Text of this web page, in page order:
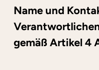
Name und
gemäß Artikel 4